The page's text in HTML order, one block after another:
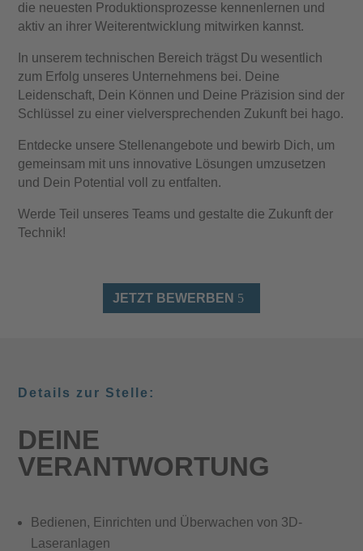
die neuesten Produktionsprozesse kennenlernen und
aktiv an ihrer Weiterentwicklung mitwirken kannst.
In unserem technischen Bereich trägst Du wesentlich
zum Erfolg unseres Unternehmens bei. Deine
Leidenschaft, Dein Können und Deine Präzision sind der
Schlüssel zu einer vielversprechenden Zukunft bei hago.
Entdecke unsere Stellenangebote und bewirb Dich, um
gemeinsam mit uns innovative Lösungen umzusetzen
und Dein Potential voll zu entfalten.
Werde Teil unseres Teams und gestalte die Zukunft der
Technik!
JETZT BEWERBEN
Details zur Stelle:
DEINE
VERANTWORTUNG
Bedienen, Einrichten und Überwachen von 3D-
Laseranlagen